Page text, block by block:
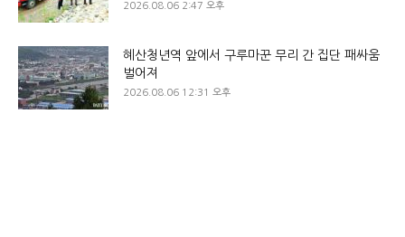
2026.08.06 2:47 오후
혜산청년역 앞에서 구루마꾼 무리 간 집단 패싸움
벌어져
2026.08.06 12:31 오후